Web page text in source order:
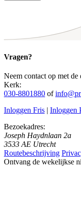
Vragen?
Neem contact op met de
Kerk:
030-8801880 of
Inloggen Fris | Inloggen
Bezoekadres:
Joseph Haydnlaan 2a
3533 AE Utrecht
Routebeschrijving
Ontvang de wekelijkse